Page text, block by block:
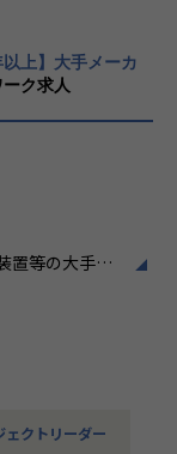
の中で技術
に、エンジ
え事業運営を
上】大手メーカ
ク求人
置等の大手メ
解析業務など
ェクトリーダー